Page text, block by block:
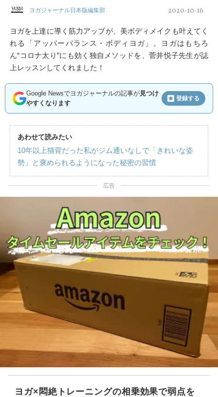
ヨガジャーナル日本版編集部 2020-10-16
ヨガを上達に導く筋力アップが、美ボディメイクも叶えてく
れる「アッパーバランス・ボディヨガ」。ヨガはもちろ
ん“コロナ太り”にも効く独自メソッドを、菅井悦子先生が誌
上レッスンしてくれました！
Google Newsでヨガジャーナルの記事が見つけ
やすくなります
登録する
あわせて読みたい
10年以上猫背だった私がジム通いなしで「きれいな姿
勢」と褒められるようになった秘密の習慣
広告
ヨガ×悶絶トレーニングの相乗効果で弱点を